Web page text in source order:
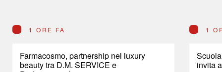
1 ORE FA
Farmacosmo, partnership nel luxury
beauty tra D.M. SERVICE e
1
invita